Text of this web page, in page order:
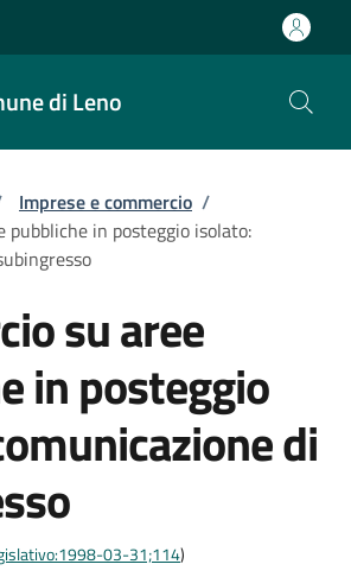
di Leno
pane
Imprese e commercio /
pubbliche in posteggio isolato:
su aree
in posteggio
di
03-31;114)